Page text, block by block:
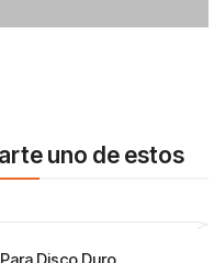
uno de estos